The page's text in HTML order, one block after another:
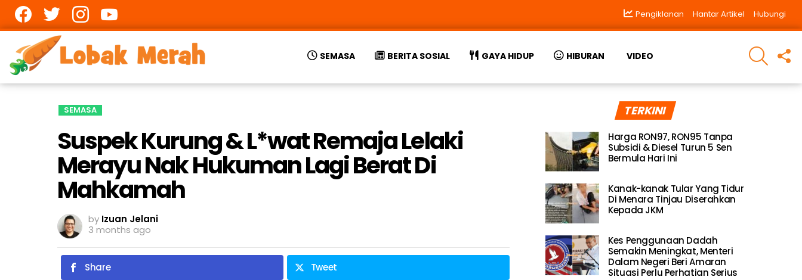
Pengiklanan Hantar Artikel Hubungi
SEMASA BERITA SOSIAL GAYA HIDUP HIBURAN VIDEO
SEARCH
SEMASA
Suspek Kurung & L*wat Remaja Lelaki
Merayu Nak Hukuman Lagi Berat Di
Mahkamah
by Izuan Jelani
3 months ago
Share Tweet
TERKINI
Harga RON97, RON95 Tanpa
Subsidi & Diesel Turun 5 Sen
Bermula Hari Ini
Kanak-kanak Tular Yang Tidur
Di Menara Tinjau Diserahkan
Kepada JKM
Kes Penggunaan Dadah
Semakin Meningkat, Menteri
Dalam Negeri Beri Amaran
Situasi Perlu Perhatian Serius